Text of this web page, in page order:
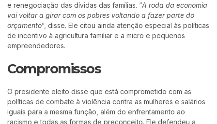
e renegociação das dívidas das famílias. “A roda da economia
vai voltar a girar com os pobres voltando a fazer parte do
orçamento”, disse. Ele citou ainda atenção especial às políticas
de incentivo à agricultura familiar e a micro e pequenos
empreendedores.
Compromissos
O presidente eleito disse que está comprometido com as
políticas de combate à violência contra as mulheres e salários
iguais para a mesma função, além do enfrentamento ao
racismo e todas as formas de preconceito. Ele defendeu a